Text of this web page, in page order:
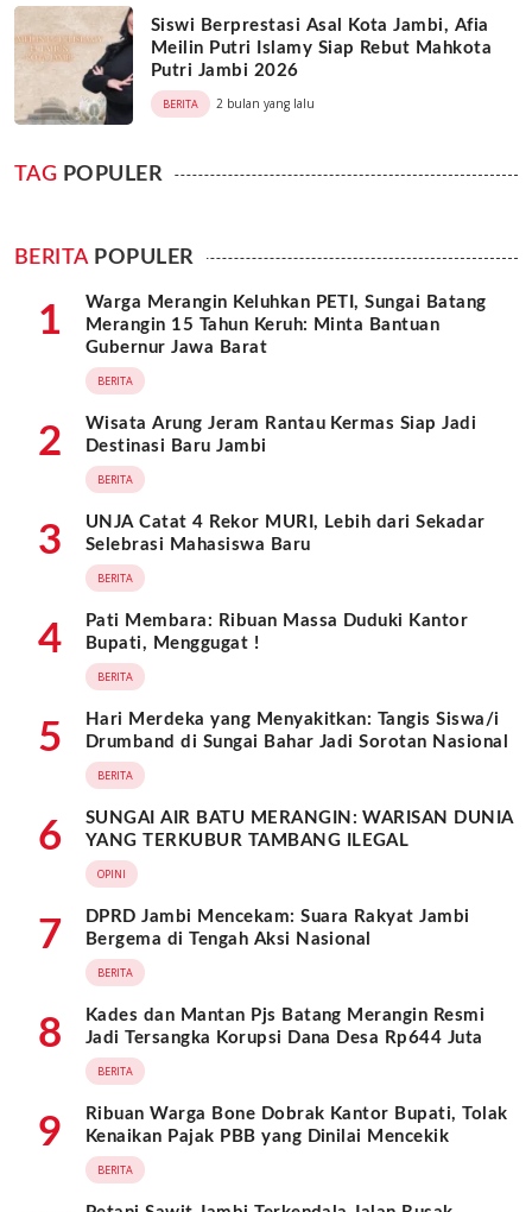
Siswi Berprestasi Asal Kota Jambi, Afia
Meilin Putri Islamy Siap Rebut Mahkota
Putri Jambi 2026
BERITA 2 bulan yang lalu
TAG POPULER
BERITAPOPULER
1
Warga Merangin Keluhkan PETI, Sungai Batang
Merangin 15 Tahun Keruh: Minta Bantuan
Gubernur Jawa Barat
BERITA
2
Wisata Arung Jeram Rantau Kermas Siap Jadi
Destinasi Baru Jambi
BERITA
3
UNJA Catat 4 Rekor MURI, Lebih dari Sekadar
Selebrasi Mahasiswa Baru
BERITA
4
Pati Membara: Ribuan Massa Duduki Kantor
Bupati, Menggugat !
BERITA
5
Hari Merdeka yang Menyakitkan: Tangis Siswa/i
Drumband di Sungai Bahar Jadi Sorotan Nasional
BERITA
6
SUNGAI AIR BATU MERANGIN: WARISAN DUNIA
YANG TERKUBUR TAMBANG ILEGAL
OPINI
7
DPRD Jambi Mencekam: Suara Rakyat Jambi
Bergema di Tengah Aksi Nasional
BERITA
8
Kades dan Mantan Pjs Batang Merangin Resmi
Jadi Tersangka Korupsi Dana Desa Rp644 Juta
BERITA
9
Ribuan Warga Bone Dobrak Kantor Bupati, Tolak
Kenaikan Pajak PBB yang Dinilai Mencekik
BERITA